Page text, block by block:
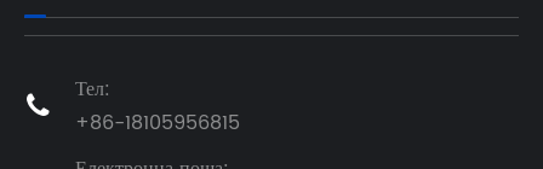

Тел:
+86-18105956815